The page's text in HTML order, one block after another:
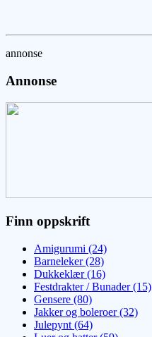
annonse
Annonse
Finn oppskrift
Amigurumi (24)
Barneleker (28)
Dukkeklær (16)
Festdrakter / Bunader (15)
Gensere (80)
Jakker og boleroer (32)
Julepynt (64)